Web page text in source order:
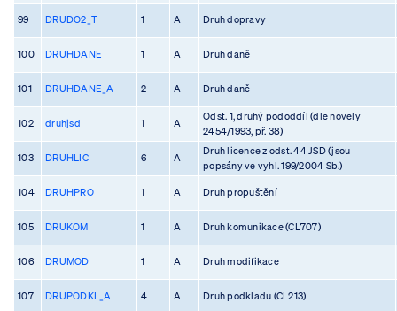
99 DRUDO2_T 1 A Druh dopravy
100 DRUHDANE 1 A Druh daně
101 DRUHDANE_A 2 A Druh daně
102 druhjsd 1 A
Odst. 1, druhý pododdíl (dle novely
2454/1993, př. 38)
103 DRUHLIC 6 A
Druh licence z odst. 44 JSD (jsou
popsány ve vyhl. 199/2004 Sb.)
104 DRUHPRO 1 A Druh propuštění
105 DRUKOM 1 A Druh komunikace (CL707)
106 DRUMOD 1 A Druh modifikace
107 DRUPODKL_A 4 A Druh podkladu (CL213)